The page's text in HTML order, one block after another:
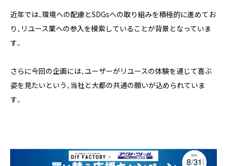
近年では、環境への配慮とSDGsへの取り組みを積極的に進めてお
り、リユース業への参入を模索していることが背景となっていま
す。
さらに今回の企画には、ユーザーがリユースの体験を通じて喜ぶ
姿を見たいという、当社と大都の共通の願いが込められていま
す。